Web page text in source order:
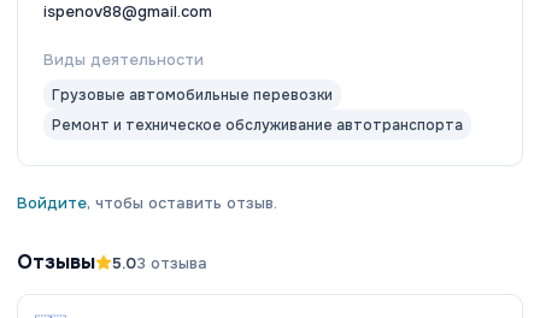
ispenov88@gmail.com
Виды деятельности
Грузовые автомобильные перевозки
Ремонт и техническое обслуживание автотранспорта
Войдите, чтобы оставить отзыв.
Отзывы 5.03 отзыва